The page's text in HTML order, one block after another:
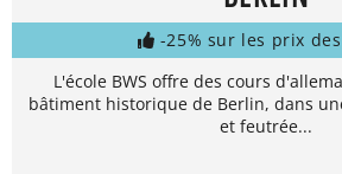
-25% sur les prix
L'école BWS offre des cours
bâtiment historique de Berlin, dans
et feutrée...